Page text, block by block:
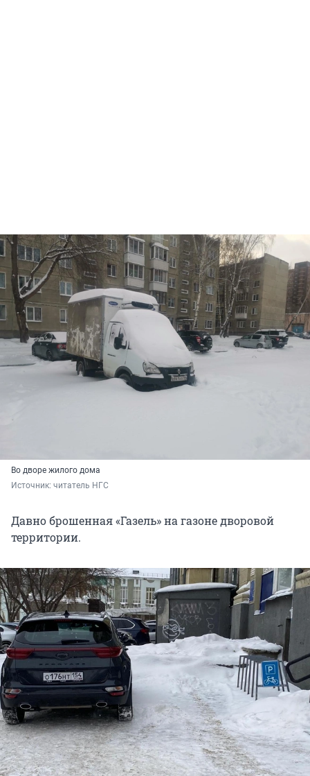
Во дворе жилого дома
Источник: читатель НГС
Давно брошенная «Газель» на газоне дворовой
территории.